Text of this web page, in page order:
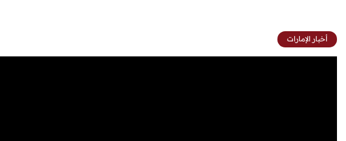
أخبار الإمارات